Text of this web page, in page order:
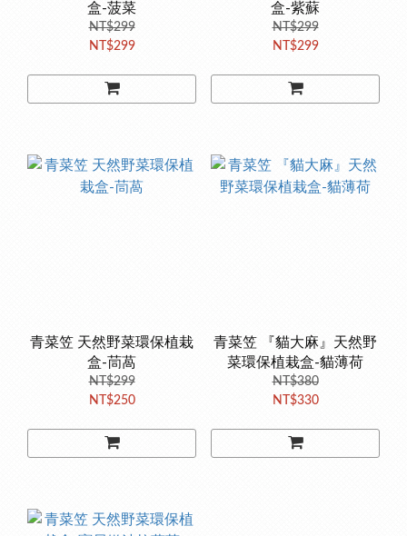
盒-菠菜
NT$299
NT$299
盒-紫蘇
NT$299
NT$299
青菜笠 天然野菜環保植栽
盒-茼萵
NT$299
NT$250
青菜笠 『貓大麻』天然野
菜環保植栽盒-貓薄荷
NT$380
NT$330